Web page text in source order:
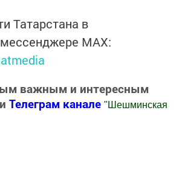
Татарстана в
MАХ:
важным и интересным
и Телеграм канале " Шешминская